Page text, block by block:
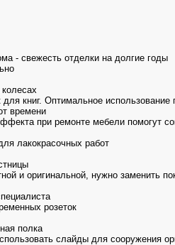
- свежесть отделки на долгие годы
книг. Оптимальное
времени
при ремонте мебели помогут
лакокрасочных работ
и оригинальной, нужно заменить
розеток
полка
слайды для сооружения